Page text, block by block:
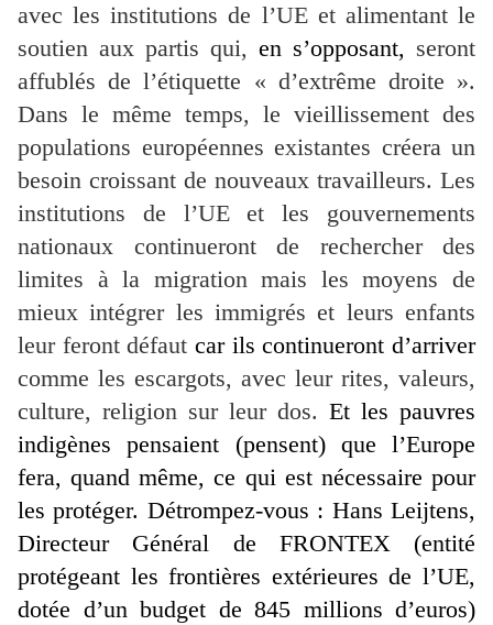
avec les institutions de l’UE et alimentant le
soutien aux partis qui, en s’opposant, seront
affublés de l’étiquette « d’extrême droite ».
Dans le même temps, le vieillissement des
populations européennes existantes créera un
besoin croissant de nouveaux travailleurs. Les
institutions de l’UE et les gouvernements
nationaux continueront de rechercher des
limites à la migration mais les moyens de
mieux intégrer les immigrés et leurs enfants
leur feront défaut car ils continueront d’arriver
comme les escargots, avec leur rites, valeurs,
culture, religion sur leur dos. Et les pauvres
indigènes pensaient (pensent) que l’Europe
fera, quand même, ce qui est nécessaire pour
les protéger. Détrompez-vous : Hans Leijtens,
Directeur Général de FRONTEX (entité
protégeant les frontières extérieures de l’UE,
dotée d’un budget de 845 millions d’euros)